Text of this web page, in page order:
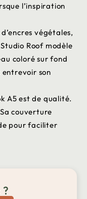
l’inspiration
végétales,
Roof modèle
coloré sur fond
son
A5 est de qualité.
couverture
pour faciliter